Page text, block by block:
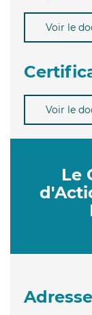
Voir le
Voir le
Le
Adresse